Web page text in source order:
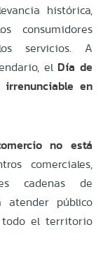
histórica,
consumidores
servicios. A
el Día de
en
no está
comerciales,
cadenas de
atender público
todo el territorio